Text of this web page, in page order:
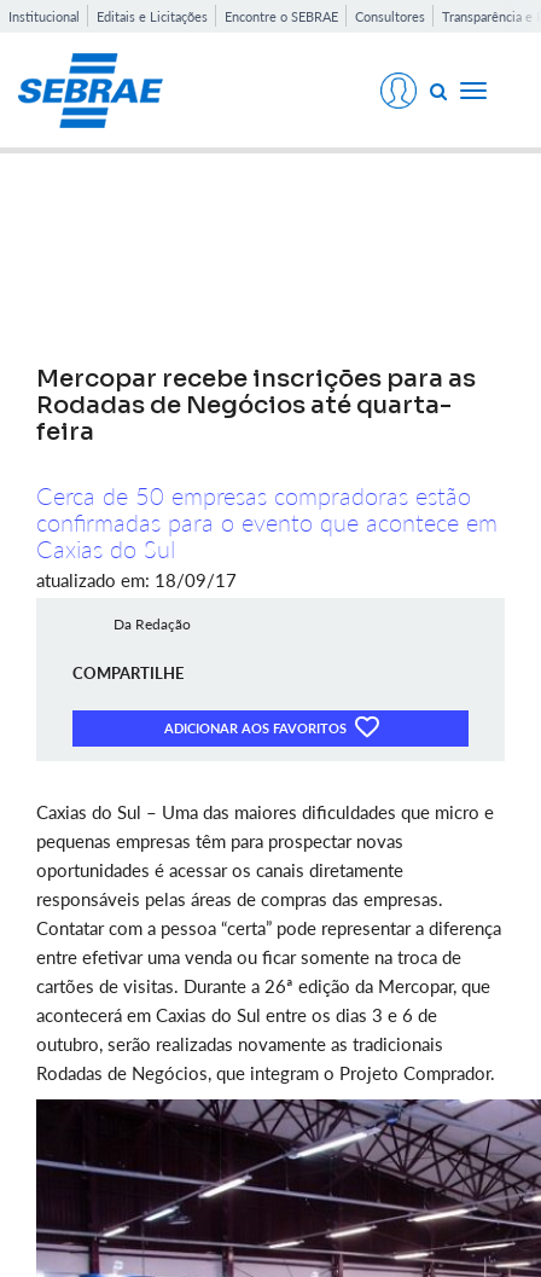
Institucional Editais e Licitações Encontre o SEBRAE Consultores Transparência e
Toggle
Mercopar recebe inscrições para as
Rodadas de Negócios até quarta-
feira
Cerca de 50 empresas compradoras estão
confirmadas para o evento que acontece em
Caxias do Sul
atualizado em: 18/09/17
Da Redação
COMPARTILHE
ADICIONAR AOS FAVORITOS
Caxias do Sul – Uma das maiores dificuldades que micro e
pequenas empresas têm para prospectar novas
oportunidades é acessar os canais diretamente
responsáveis pelas áreas de compras das empresas.
Contatar com a pessoa “certa” pode representar a diferença
entre efetivar uma venda ou ficar somente na troca de
cartões de visitas. Durante a 26ª edição da Mercopar, que
acontecerá em Caxias do Sul entre os dias 3 e 6 de
outubro, serão realizadas novamente as tradicionais
Rodadas de Negócios, que integram o Projeto Comprador.